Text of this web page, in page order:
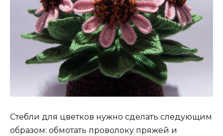
Стебли для цветков нужно сделать следующим
образом: обмотать проволоку пряжей и